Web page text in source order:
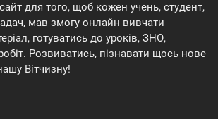
для того, щоб кожен учень, студент,
мав змогу онлайн вивчати
готуватись до уроків, ЗНО,
Розвиватись, пізнавати щось нове
Вітчизну!